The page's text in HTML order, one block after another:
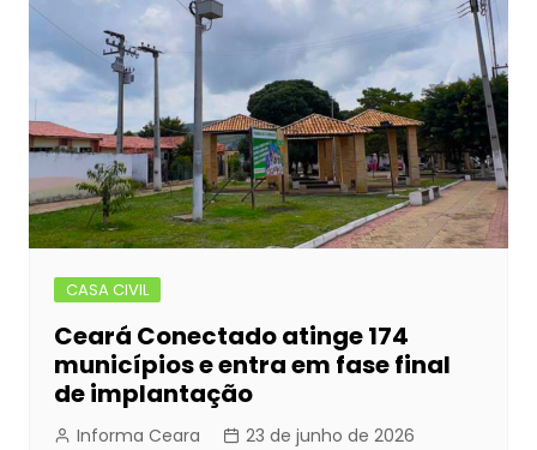
CASA CIVIL
Ceará Conectado atinge 174
municípios e entra em fase final
de implantação
Informa Ceara 23 de junho de 2026